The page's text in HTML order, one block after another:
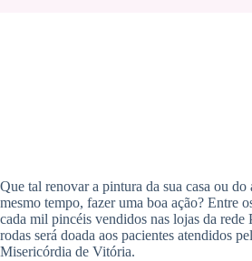
Que tal renovar a pintura da sua casa ou
mesmo tempo, fazer uma boa ação? Entre
cada mil pincéis vendidos nas lojas da rede
rodas será doada aos pacientes atendidos
Misericórdia de Vitória.